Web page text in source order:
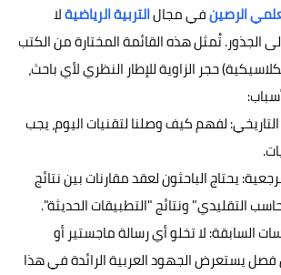
الرصينفي مجالالتربية الرياضيةلا
الجذور. تُمثل هذه القائمة المختارة من الكتب
حجر الزاوية للإطار النظري لأي باحث،
لفهم كيف وصلنا لتقنيات اليوم، يجب
يحتاج الباحثون لعقد مقارنات بين نتائج
التقليدي" ونتائج "التطبيقات الحديثة".
السابقة: لا تخلو أي رسالة ماجستير أو
يستعرض الجهود العربية الرائدة في هذا